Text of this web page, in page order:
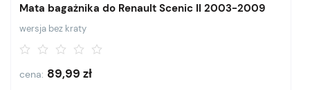
Mata bagażnika do Renault Scenic II 2003-2009
wersja bez kraty
cena: 89,99 zł